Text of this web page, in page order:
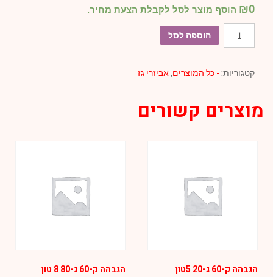
₪0 הוסף מוצר לסל לקבלת הצעת מחיר.
כמות
של
ישר
1/2*5/16
הוספה לסל
קטגוריות: - כל המוצרים,אביזרי גז
מוצרים קשורים
הגבהה ק-60 ג-20 5טון הגבהה ק-60 ג-80 8 טון